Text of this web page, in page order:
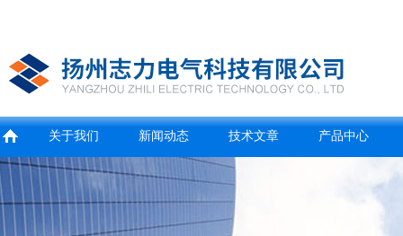
关于我们 新闻动态 技术文章 产品中心